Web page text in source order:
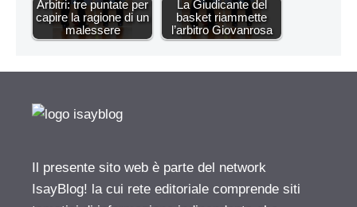
Arbitri: tre puntate per
capire la ragione di un
malessere
La Giudicante del
basket riammette
l’arbitro Giovanrosa
Il presente sito web è parte del network
IsayBlog! la cui rete editoriale comprende siti